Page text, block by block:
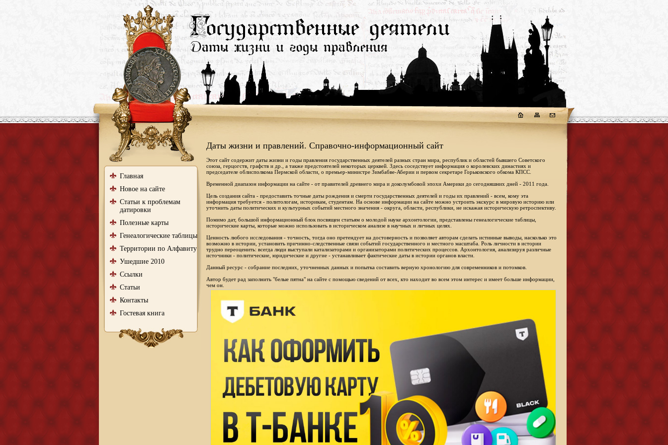
Главная
Новое на сайте
Статьи к проблемам
датировки
Полезные карты
Генеалогические таблицы
Территории по Алфавиту
Ушедшие 2010
Ссылки
Статьи
Контакты
Гостевая книга
Даты жизни и правлений. Справочно-информационный сайт
Этот сайт содержит даты жизни и годы правления государственных деятелей разных стран мира, республик и областей бывшего Советского
союза, герцогств, графств и др., а также предстоятелей некоторых церквей. Здесь соседствует информация о королевских династиях и
председателе облисполкома Пермской области, о премьер-министре Зимбабве-Аберии и первом секретаре Горьковского обкома КПСС.
Временной диапазон информации на сайте - от правителей древнего мира и доколумбовой эпохи Америки до сегодняшних дней - 2011 года.
Цель создания сайта - предоставить точные даты рождения и смерти государственных деятелей и годы их правлений - всем, кому эта
информация требуется - политологам, историкам, студентам. На основе информации на сайте можно устроить экскурс в мировую историю или
уточнить даты политических и культурных событий местного значения - округа, области, республики, не искажая историческую ретроспективу.
Помимо дат, большой информационный блок посвящен статьям о молодой науке архонтологии, представлены генеалогические таблицы,
исторические карты, которые можно использовать в историческом анализе в научных и личных целях.
Ценность любого исследования - точность, тогда оно претендует на достоверность и позволяет авторам сделать истинные выводы, насколько это
возможно в истории, установить причинно-следственные связи событий государственного и местного масштаба. Роль личности в истории
трудно переоценить: всегда люди выступали катализаторами и организаторами политических процессов. Архонтология, анализируя различные
источники - политические, юридические и другие - устанавливает фактические даты в истории органов власти.
Данный ресурс - собрание последних, уточненных данных и попытка составить верную хронологию для современников и потомков.
Автор будет рад заполнить "белые пятна" на сайте с помощью сведений от всех, кто находит во всем этом интерес и имеет больше информации,
чем он.